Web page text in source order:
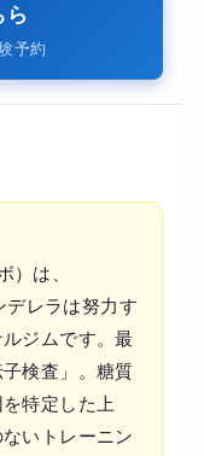
ら
予約
）は、
レラは努力す
ジムです。最
検査」。糖質
特定した上
いトレーニン